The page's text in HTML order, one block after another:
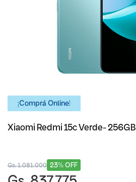
¡Comprá Online!
Xiaomi Redmi 15c Verde- 256GB
23% OFF
Gs. 1.081.000